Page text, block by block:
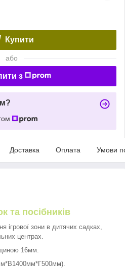
Купити
або
з
Доставка Оплата Умови
та посібників
ігрової зони в дитячих садках,
центрах.
16мм.